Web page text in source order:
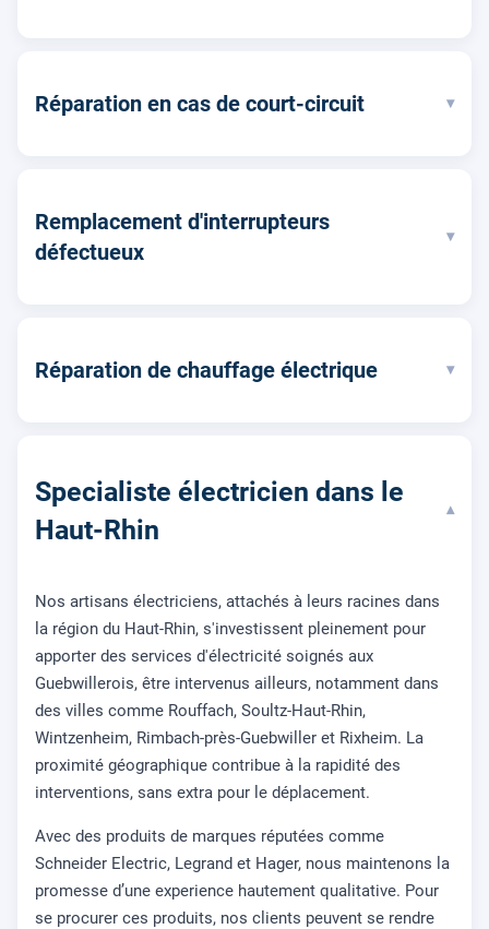
Réparation en cas de court-circuit ▾
Remplacement d'interrupteurs
défectueux
▾
Réparation de chauffage électrique ▾
Specialiste électricien dans le
Haut-Rhin
▾
Nos artisans électriciens, attachés à leurs racines dans
la région du Haut-Rhin, s'investissent pleinement pour
apporter des services d'électricité soignés aux
Guebwillerois, être intervenus ailleurs, notamment dans
des villes comme Rouffach, Soultz-Haut-Rhin,
Wintzenheim, Rimbach-près-Guebwiller et Rixheim. La
proximité géographique contribue à la rapidité des
interventions, sans extra pour le déplacement.
Avec des produits de marques réputées comme
Schneider Electric, Legrand et Hager, nous maintenons la
promesse d’une experience hautement qualitative. Pour
se procurer ces produits, nos clients peuvent se rendre